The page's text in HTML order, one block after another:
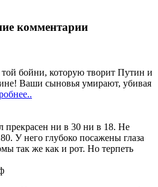
комментарии
той бойни, которую творит Путин и
Ваши сыновья умирают, убивая
ни в 30 ни в 18. Не
У него глубоко посажены глаза
так же как и рот. Но терпеть